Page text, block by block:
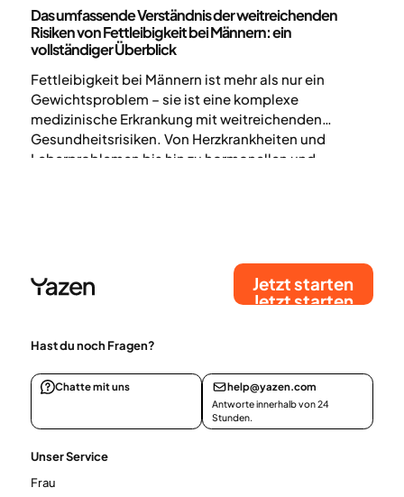
Das umfassende Verständnis der weitreichenden
Risiken von Fettleibigkeit bei Männern: ein
vollständiger Überblick
Fettleibigkeit bei Männern ist mehr als nur ein
Gewichtsproblem – sie ist eine komplexe
medizinische Erkrankung mit weitreichenden
Gesundheitsrisiken. Von Herzkrankheiten und
Leberproblemen bis hin zu hormonellen und
Jetzt starten
Jetzt starten
Hast du noch Fragen?
Chatte mit uns help@yazen.com
Antworte innerhalb von 24
Stunden.
Unser Service
Frau